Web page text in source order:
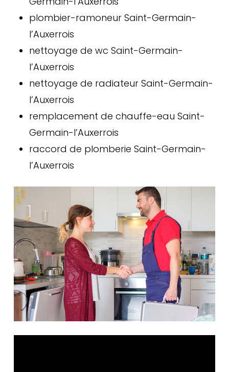
plombier-ramoneur Saint-Germain-
l’Auxerrois
nettoyage de wc Saint-Germain-
l’Auxerrois
nettoyage de radiateur Saint-Germain-
l’Auxerrois
remplacement de chauffe-eau Saint-
Germain-l’Auxerrois
raccord de plomberie Saint-Germain-
l’Auxerrois